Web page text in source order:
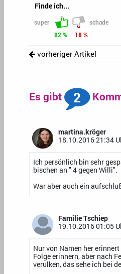
Finde ich...
super
schade
82 %
18 %
vorheriger Artikel
Es gibt 2
martina.kröger
18.10.2016 21:34
Ich persönlich bin sehr
bischen an " 4 gegen Willi".
War aber auch ein
Familie Tschiep
19.10.2016 01:05
Nur von Namen her
Folge erinnern, aber nach
verulken, das sehe ich bei